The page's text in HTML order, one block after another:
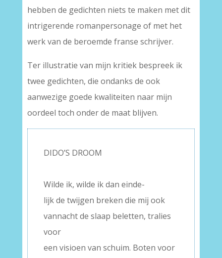
hebben de gedichten niets te maken met dit
intrigerende romanpersonage of met het
werk van de beroemde franse schrijver.
Ter illustratie van mijn kritiek bespreek ik
twee gedichten, die ondanks de ook
aanwezige goede kwaliteiten naar mijn
oordeel toch onder de maat blijven.
DIDO’S DROOM
Wilde ik, wilde ik dan einde-
lijk de twijgen breken die mij ook
vannacht de slaap beletten, tralies
voor
een visioen van schuim. Boten voor